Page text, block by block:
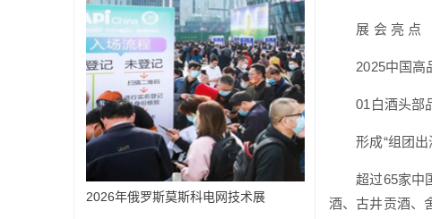
展 会 亮 点
2025中国高
01白酒头部
形成“组团出
超过65家中国
酒、古井贡酒、
2026年俄罗斯莫斯科电网技术展